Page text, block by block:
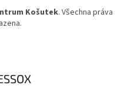
Košutek. Všechna práva